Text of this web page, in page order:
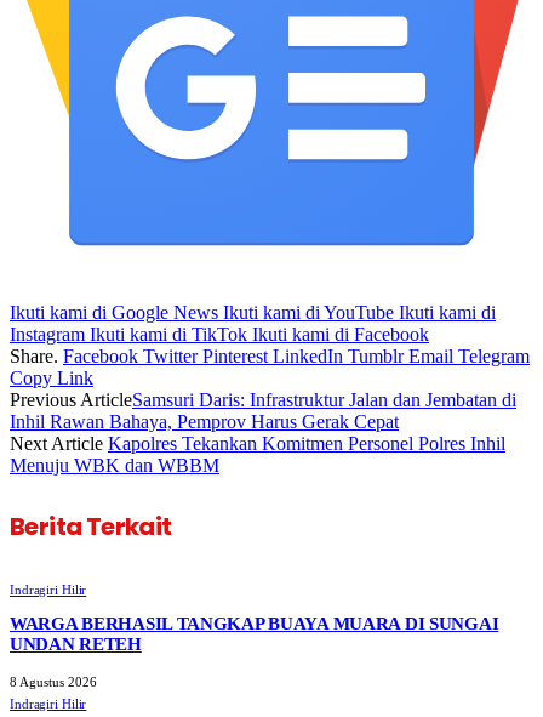
Ikuti kami di Google News Ikuti kami di YouTube Ikuti kami di
Instagram Ikuti kami di TikTok Ikuti kami di Facebook
Share. Facebook Twitter Pinterest LinkedIn Tumblr Email Telegram
Copy Link
Previous ArticleSamsuri Daris: Infrastruktur Jalan dan Jembatan di
Inhil Rawan Bahaya, Pemprov Harus Gerak Cepat
Next Article Kapolres Tekankan Komitmen Personel Polres Inhil
Menuju WBK dan WBBM
Berita Terkait
Indragiri Hilir
WARGA BERHASIL TANGKAP BUAYA MUARA DI SUNGAI
UNDAN RETEH
8 Agustus 2026
Indragiri Hilir